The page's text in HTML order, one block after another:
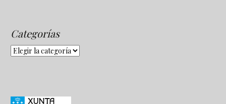
Categorías
Categorías